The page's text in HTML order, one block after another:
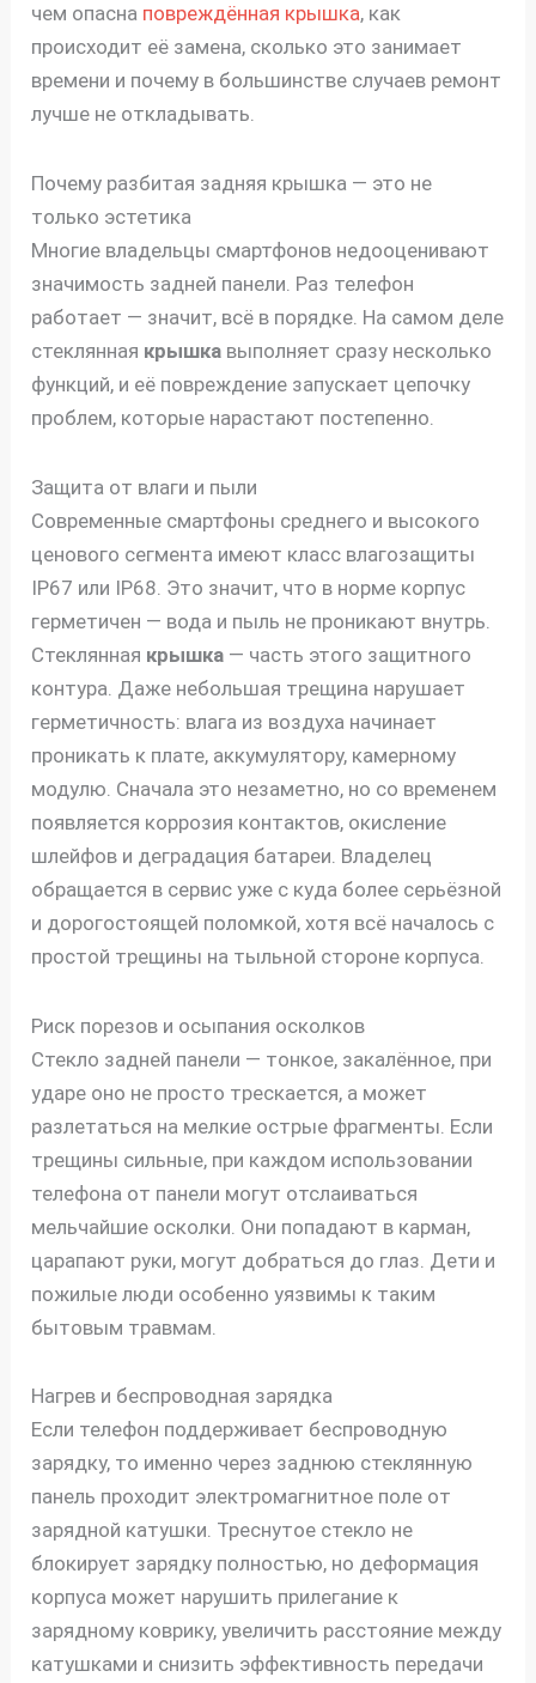
чем опасна повреждённая крышка, как
происходит её замена, сколько это занимает
времени и почему в большинстве случаев ремонт
лучше не откладывать.
Почему разбитая задняя крышка — это не
только эстетика
Многие владельцы смартфонов недооценивают
значимость задней панели. Раз телефон
работает — значит, всё в порядке. На самом деле
стеклянная крышка выполняет сразу несколько
функций, и её повреждение запускает цепочку
проблем, которые нарастают постепенно.
Защита от влаги и пыли
Современные смартфоны среднего и высокого
ценового сегмента имеют класс влагозащиты
IP67 или IP68. Это значит, что в норме корпус
герметичен — вода и пыль не проникают внутрь.
Стеклянная крышка — часть этого защитного
контура. Даже небольшая трещина нарушает
герметичность: влага из воздуха начинает
проникать к плате, аккумулятору, камерному
модулю. Сначала это незаметно, но со временем
появляется коррозия контактов, окисление
шлейфов и деградация батареи. Владелец
обращается в сервис уже с куда более серьёзной
и дорогостоящей поломкой, хотя всё началось с
простой трещины на тыльной стороне корпуса.
Риск порезов и осыпания осколков
Стекло задней панели — тонкое, закалённое, при
ударе оно не просто трескается, а может
разлетаться на мелкие острые фрагменты. Если
трещины сильные, при каждом использовании
телефона от панели могут отслаиваться
мельчайшие осколки. Они попадают в карман,
царапают руки, могут добраться до глаз. Дети и
пожилые люди особенно уязвимы к таким
бытовым травмам.
Нагрев и беспроводная зарядка
Если телефон поддерживает беспроводную
зарядку, то именно через заднюю стеклянную
панель проходит электромагнитное поле от
зарядной катушки. Треснутое стекло не
блокирует зарядку полностью, но деформация
корпуса может нарушить прилегание к
зарядному коврику, увеличить расстояние между
катушками и снизить эффективность передачи